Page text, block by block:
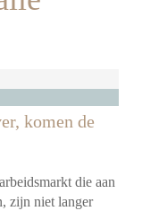
komen de
die aan
zijn niet langer